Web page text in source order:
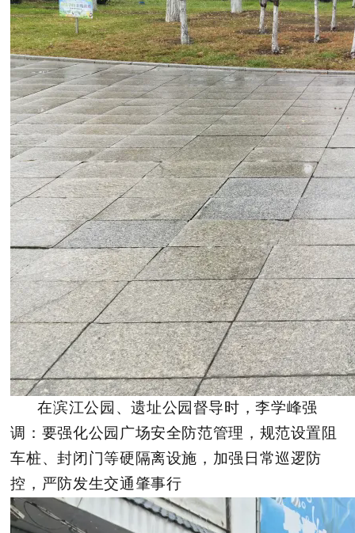
在滨江公园、遗址公园督导时，李学峰强
调：要强化公园广场安全防范管理，规范设置阻
车桩、封闭门等硬隔离设施，加强日常巡逻防
控，严防发生交通肇事行